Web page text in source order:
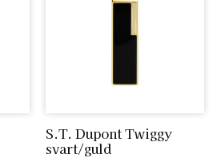
S.T. Dupont Twiggy
svart/guld